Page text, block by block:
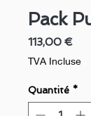
Pack
113,00 €Prix
TVA Incluse
Quantité *